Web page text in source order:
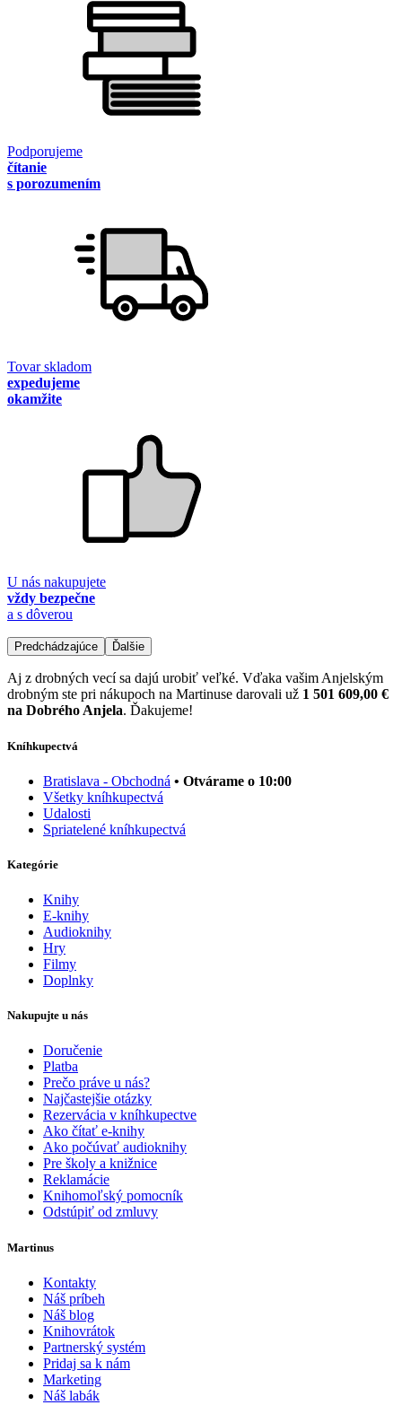
Podporujeme
čítanie
s porozumením
Tovar skladom
expedujeme
okamžite
U nás nakupujete
vždy bezpečne
a s dôverou
Predchádzajúce Ďalšie
Aj z drobných vecí sa dajú urobiť veľké. Vďaka vašim Anjelským
drobným ste pri nákupoch na Martinuse darovali už 1 501 609,00 €
na Dobrého Anjela. Ďakujeme!
Kníhkupectvá
Bratislava - Obchodná • Otvárame o 10:00
Všetky kníhkupectvá
Udalosti
Spriatelené kníhkupectvá
Kategórie
Knihy
E-knihy
Audioknihy
Hry
Filmy
Doplnky
Nakupujte u nás
Doručenie
Platba
Prečo práve u nás?
Najčastejšie otázky
Rezervácia v kníhkupectve
Ako čítať e-knihy
Ako počúvať audioknihy
Pre školy a knižnice
Reklamácie
Knihomoľský pomocník
Odstúpiť od zmluvy
Martinus
Kontakty
Náš príbeh
Náš blog
Knihovrátok
Partnerský systém
Pridaj sa k nám
Marketing
Náš labák